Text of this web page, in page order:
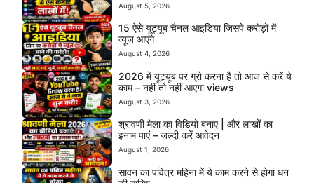
August 5, 2026
15 ऐसे यूट्यूब चैनल आइडिया जिसपे करोड़ों में
व्यूज़ आएंगे
August 4, 2026
2026 में यूट्यूब पर ग्रो करना है तो आज से करें ये
काम – नहीं तो नहीं आएगा views
August 3, 2026
श्रावणी मेला का विडियो बनाए | और लाखों का
इनाम पाएं – जल्दी करें आवेदन
August 1, 2026
सावन का पवित्र महिना में ये काम करने से होगा धन